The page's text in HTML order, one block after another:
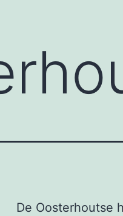
De Oosterhoutse